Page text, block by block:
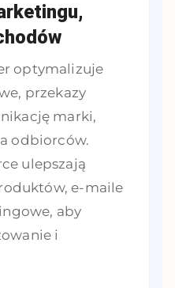
optymalizuje
przekazy
marki,
odbiorców.
ulepszają
e-maile
aby
i